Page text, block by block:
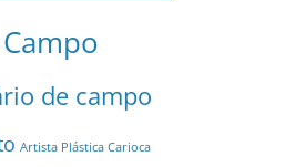
de campo
Artista Plástica Carioca